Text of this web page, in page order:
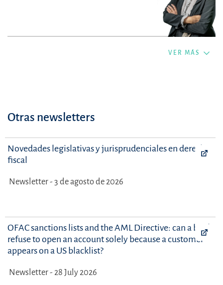
VER MÁS
Otras newsletters
Novedades legislativas y jurisprudenciales en derecho
fiscal
Newsletter - 3 de agosto de 2026
OFAC sanctions lists and the AML Directive: can a bank
refuse to open an account solely because a customer
appears on a US blacklist?
Newsletter - 28 July 2026